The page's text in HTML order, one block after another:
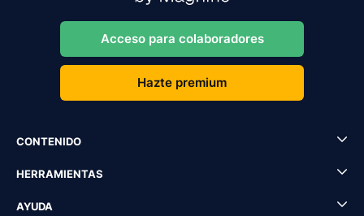
Acceso para colaboradores
Hazte premium
CONTENIDO
HERRAMIENTAS
AYUDA